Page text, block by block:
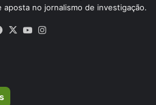
no jornalismo de investigação.
Facebook
X YouTube